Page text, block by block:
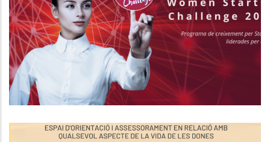
Oportunitat Única Per A Dones
Emprenedores Del Baix Penedès
P. econòmica